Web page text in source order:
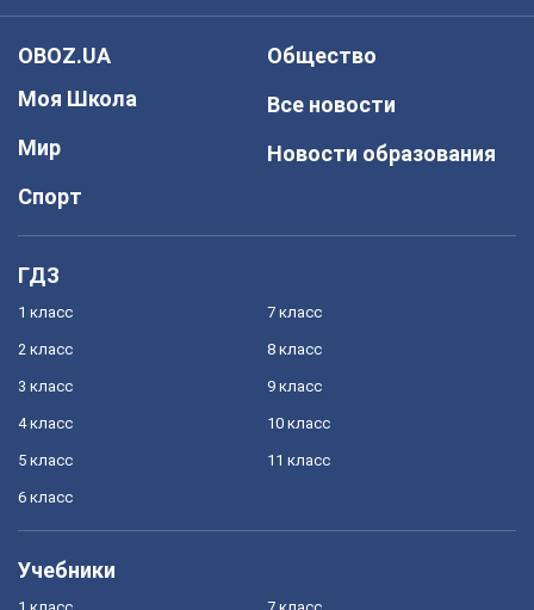
OBOZ.UA
Моя Школа
Мир
Спорт
Общество
Все новости
Новости образования
ГДЗ
1 класс
2 класс
3 класс
4 класс
5 класс
6 класс
7 класс
8 класс
9 класс
10 класс
11 класс
Учебники